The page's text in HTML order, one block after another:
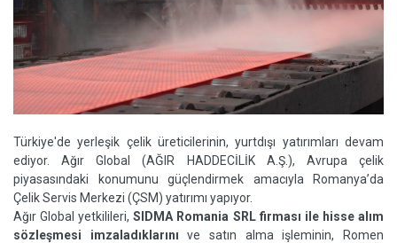
Türkiye'de yerleşik çelik üreticilerinin, yurtdışı yatırımları devam
ediyor. Ağır Global (AĞIR HADDECİLİK A.Ş.), Avrupa çelik
piyasasındaki konumunu güçlendirmek amacıyla Romanya’da
Çelik Servis Merkezi (ÇSM) yatırımı yapıyor.
Ağır Global yetkilileri,SIDMA Romania SRL firması ile hisse alım
sözleşmesi imzaladıklarını ve satın alma işleminin, Romen